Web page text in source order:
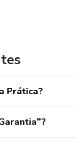
Prática?